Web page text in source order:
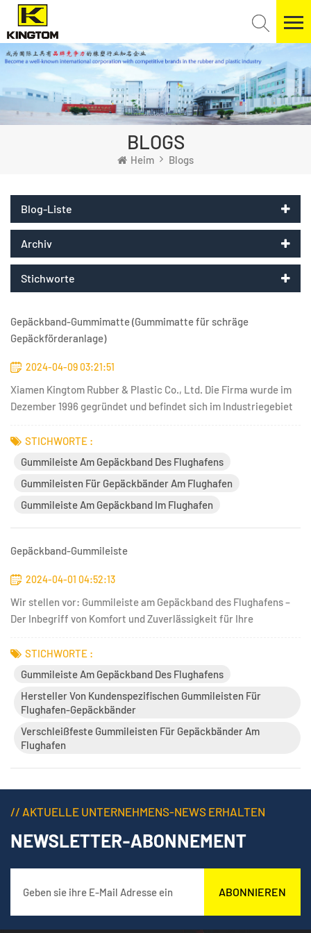
BLOGS
Heim Blogs
Blog-Liste
Archiv
Stichworte
Gepäckband-Gummimatte (Gummimatte für schräge
Gepäckförderanlage)
2024-04-09 03:21:51
Xiamen Kingtom Rubber & Plastic Co., Ltd. Die Firma wurde im
Dezember 1996 gegründet und befindet sich im Industriegebiet
über eine Fläche von 33.000 Quadratmetern und ist ein staatlich
anerkanntes Hightech-Unternehmen. Xiamen Kingtom Rubber...
STICHWORTE :
Gummileiste Am Gepäckband Des Flughafens
Gummileisten Für Gepäckbänder Am Flughafen
Gummileiste Am Gepäckband Im Flughafen
Gepäckband-Gummileiste
2024-04-01 04:52:13
Wir stellen vor: Gummileiste am Gepäckband des Flughafens –
Der Inbegriff von Komfort und Zuverlässigkeit für Ihre
modernster Technologie ausgestattet, vereinfacht dieses
bemerkenswerte Produkt die Gepäckausgabe wie nie
STICHWORTE :
Gummileiste Am Gepäckband Des Flughafens
Hersteller Von Kundenspezifischen Gummileisten Für
Flughafen-Gepäckbänder
Verschleißfeste Gummileisten Für Gepäckbänder Am
Flughafen
// AKTUELLE UNTERNEHMENS-NEWS ERHALTEN
NEWSLETTER-ABONNEMENT
ABONNIEREN